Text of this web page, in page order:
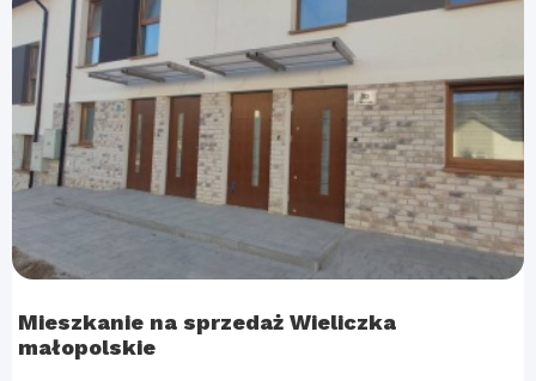
Mieszkanie na sprzedaż Wieliczka
małopolskie